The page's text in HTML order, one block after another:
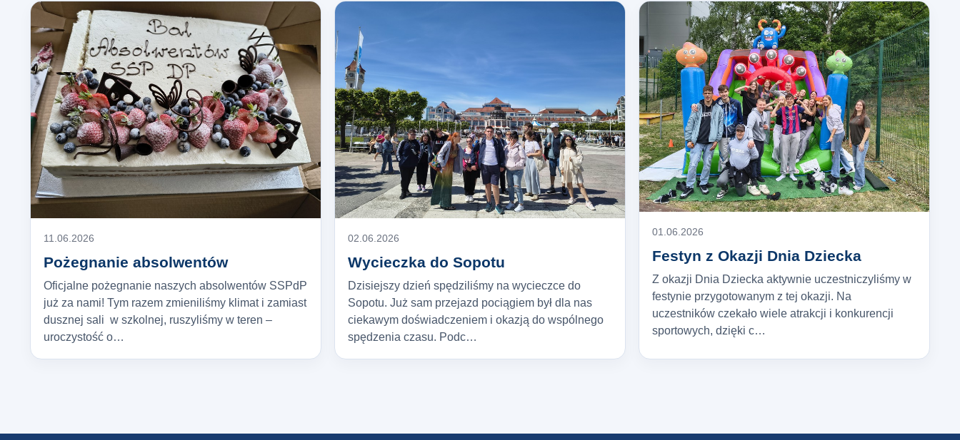
11.06.2026
Pożegnanie absolwentów
Oficjalne pożegnanie naszych absolwentów SSPdP
już za nami! Tym razem zmieniliśmy klimat i zamiast
dusznej sali w szkolnej, ruszyliśmy w teren –
uroczystość o…
02.06.2026
Wycieczka do Sopotu
Dzisiejszy dzień spędziliśmy na wycieczce do
Sopotu. Już sam przejazd pociągiem był dla nas
ciekawym doświadczeniem i okazją do wspólnego
spędzenia czasu. Podc…
01.06.2026
Festyn z Okazji Dnia Dziecka
Z okazji Dnia Dziecka aktywnie uczestniczyliśmy w
festynie przygotowanym z tej okazji. Na
uczestników czekało wiele atrakcji i konkurencji
sportowych, dzięki c…